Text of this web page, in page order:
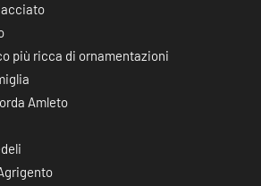
più ricca di ornamentazioni
Amleto